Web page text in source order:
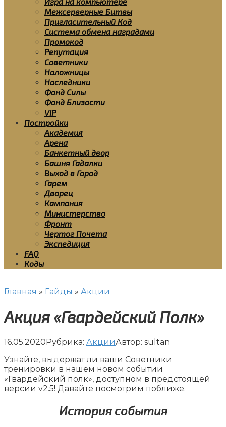
Межсерверные Битвы
Пригласительный Код
Система обмена наградами
Промокод
Репутация
Советники
Наложницы
Наследники
Фонд Силы
Фонд Близости
VIP
Постройки
Академия
Арена
Банкетный двор
Башня Гадалки
Выход в Город
Гарем
Дворец
Кампания
Министерство
Фронт
Чертог Почета
Экспедиция
FAQ
Коды
Главная » Гайды » Акции
Акция «Гвардейский Полк»
16.05.2020Рубрика: АкцииАвтор: sultan
Узнайте, выдержат ли ваши Советники
тренировки в нашем новом событии
«Гвардейский полк», доступном в предстоящей
версии v2.5! Давайте посмотрим поближе.
История события